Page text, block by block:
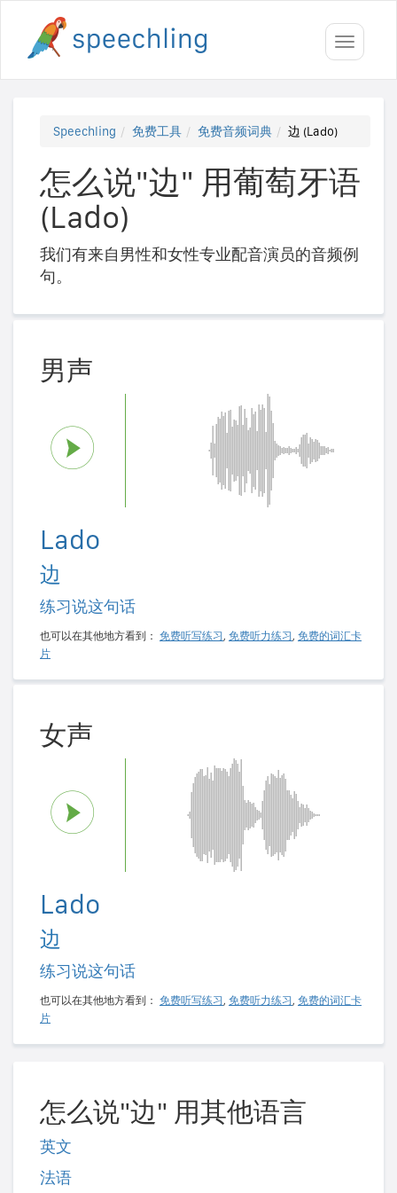
Toggle
Speechling 免费工具 免费音频词典 边 (Lado)
怎么说"边" 用葡萄牙语
(Lado)
我们有来自男性和女性专业配音演员的音频例
句。
男声
Lado
边
练习说这句话
也可以在其他地方看到： 免费听写练习, 免费听力练习, 免费的词汇卡
片
女声
Lado
边
练习说这句话
也可以在其他地方看到： 免费听写练习 , 免费听力练习 , 免费的词汇卡
片
怎么说"边" 用其他语言
英文
法语